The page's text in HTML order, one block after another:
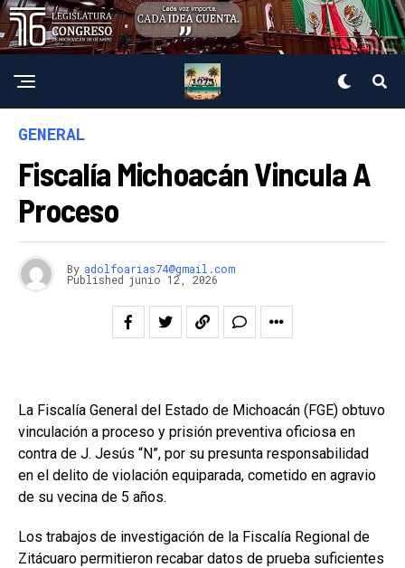
GENERAL
Fiscalía Michoacán Vincula A
Proceso
By adolfoarias74@gmail.com
Published junio 12, 2026
La Fiscalía General del Estado de Michoacán (FGE) obtuvo
vinculación a proceso y prisión preventiva oficiosa en
contra de J. Jesús “N”, por su presunta responsabilidad
en el delito de violación equiparada, cometido en agravio
de su vecina de 5 años.
Los trabajos de investigación de la Fiscalía Regional de
Zitácuaro permitieron recabar datos de prueba suficientes